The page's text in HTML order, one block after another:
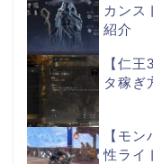
カンス
紹介
【仁
タ稼ぎ
【モ
性ライ